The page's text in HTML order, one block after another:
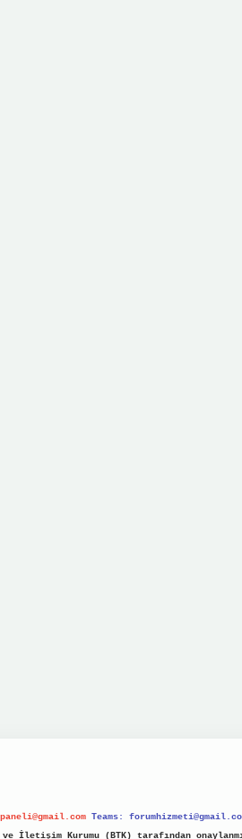
Teams:
İletişim Kurumu (BTK) tarafından